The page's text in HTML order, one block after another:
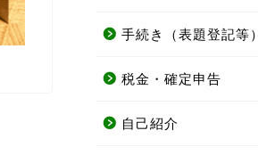
手続き（表題登記等）
税金・確定申告
自己紹介